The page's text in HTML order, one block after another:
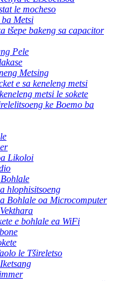
le mocheso
Metsi
tšepe bakeng sa capacitor
Pele
Metsing
e sa keneleng metsi
metsi le sokete
ke Boemo ba
Likoloi
hlophisitsoeng
Bohlale oa Microcomputer
e bohlale ea WiFi
le Tšireletso